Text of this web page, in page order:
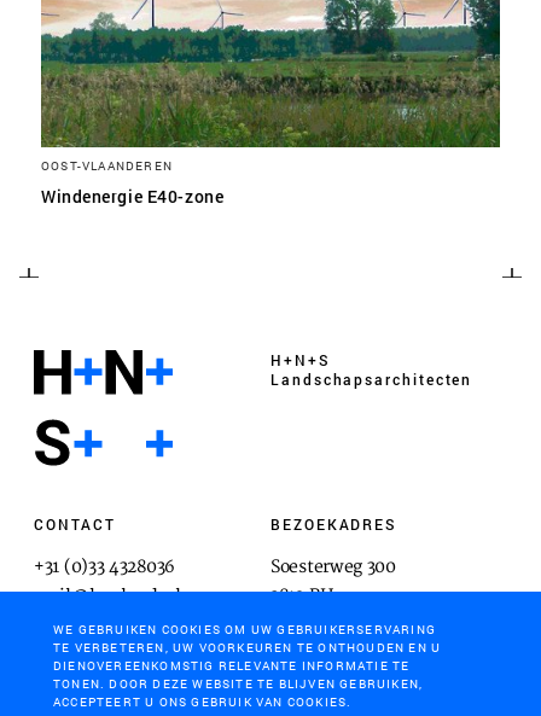
OOST-VLAANDEREN
Windenergie E40-zone
H+N+S
Landschaps­architecten
CONTACT
+31 (0)33 4328036
mail@hnsland.nl
BEZOEKADRES
Soesterweg 300
3812 BH
Amersfoort
POSTADRES
WE GEBRUIKEN COOKIES OM UW GEBRUIKERSERVARING
TE VERBETEREN, UW VOORKEUREN TE ONTHOUDEN EN U
DIENOVEREENKOMSTIG RELEVANTE INFORMATIE TE
TONEN. DOOR DEZE WEBSITE TE BLIJVEN GEBRUIKEN,
ACCEPTEERT U ONS GEBRUIK VAN COOKIES.